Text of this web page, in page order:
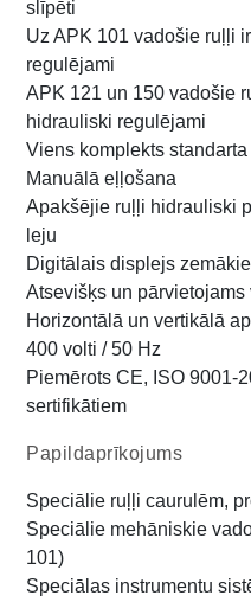
slīpēti
Uz APK 101 vadošie ruļļi
regulējami
APK 121 un 150 vadošie
hidrauliski regulējami
Viens komplekts
Manuālā eļļošana
Apakšējie ruļļi hidrauliski
leju
Digitālais displejs
Atsevišķs un
Horizontālā un vertikālā
400 volti / 50 Hz
Piemērots CE, ISO 9001-
sertifikātiem
Papildaprīkojums
Speciālie ruļļi caurulēm,
Speciālie mehāniskie
101)
Speciālas instrumentu